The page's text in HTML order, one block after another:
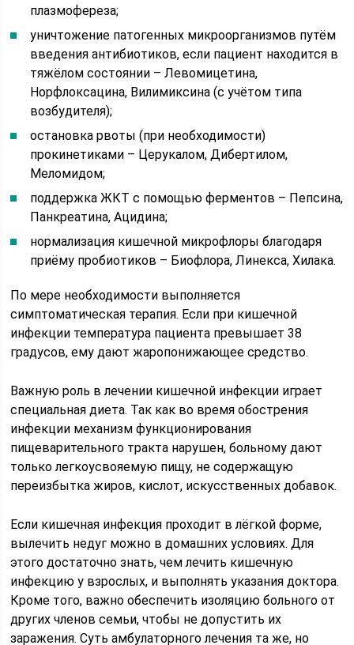
плазмофереза;
уничтожение патогенных микроорганизмов путём
введения антибиотиков, если пациент находится в
тяжёлом состоянии – Левомицетина,
Норфлоксацина, Вилимиксина (с учётом типа
возбудителя);
остановка рвоты (при необходимости)
прокинетиками – Церукалом, Дибертилом,
Меломидом;
поддержка ЖКТ с помощью ферментов – Пепсина,
Панкреатина, Ацидина;
нормализация кишечной микрофлоры благодаря
приёму пробиотиков – Биофлора, Линекса, Хилака.
По мере необходимости выполняется
симптоматическая терапия. Если при кишечной
инфекции температура пациента превышает 38
градусов, ему дают жаропонижающее средство.
Важную роль в лечении кишечной инфекции играет
специальная диета. Так как во время обострения
инфекции механизм функционирования
пищеварительного тракта нарушен, больному дают
только легкоусвояемую пищу, не содержащую
переизбытка жиров, кислот, искусственных добавок.
Если кишечная инфекция проходит в лёгкой форме,
вылечить недуг можно в домашних условиях. Для
этого достаточно знать, чем лечить кишечную
инфекцию у взрослых, и выполнять указания доктора.
Кроме того, важно обеспечить изоляцию больного от
других членов семьи, чтобы не допустить их
заражения. Суть амбулаторного лечения та же, но